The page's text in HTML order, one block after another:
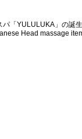
パ「YULULUKA」の誕
Head massage